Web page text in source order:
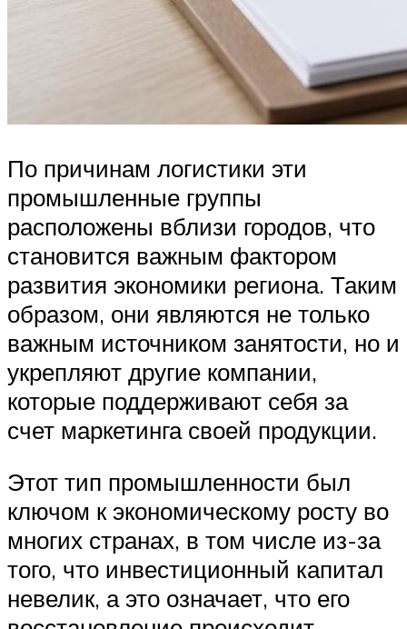
По причинам логистики эти
промышленные группы
расположены вблизи городов, что
становится важным фактором
развития экономики региона. Таким
образом, они являются не только
важным источником занятости, но и
укрепляют другие компании,
которые поддерживают себя за
счет маркетинга своей продукции.
Этот тип промышленности был
ключом к экономическому росту во
многих странах, в том числе из-за
того, что инвестиционный капитал
невелик, а это означает, что его